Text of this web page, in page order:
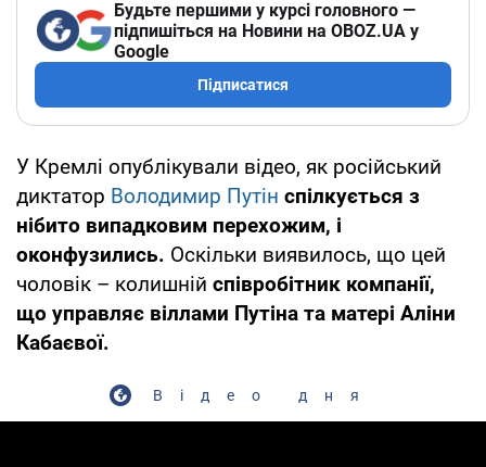
Будьте першими у курсі головного —
підпишіться на Новини на OBOZ.UA у
Google
Підписатися
У Кремлі опублікували відео, як російський
диктатор Володимир Путін спілкується з
нібито випадковим перехожим, і
оконфузились. Оскільки виявилось, що цей
чоловік – колишній співробітник компанії,
що управляє віллами Путіна та матері Аліни
Кабаєвої.
Відео дня